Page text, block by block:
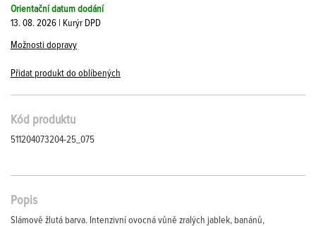
Orientační datum dodání
13. 08. 2026 | Kurýr DPD
Možnosti dopravy
Přidat produkt do oblíbených
Kód produktu
511204073204-25_075
Popis
Slámově žlutá barva. Intenzivní ovocná vůně zralých jablek, banánů,